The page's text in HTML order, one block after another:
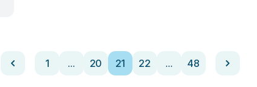
1 ... 20 21 22 ... 48